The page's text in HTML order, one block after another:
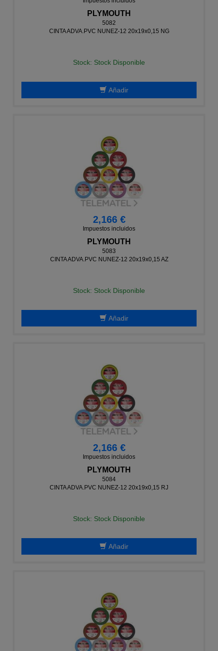
PLYMOUTH
5082
CINTA ADVA.PVC NUNEZ-12 20x19x0,15 NG
Stock: Stock Disponible
Añadir
2,166 €
Impuestos incluidos
PLYMOUTH
5083
CINTA ADVA.PVC NUNEZ-12 20x19x0,15 AZ
Stock: Stock Disponible
Añadir
2,166 €
Impuestos incluidos
PLYMOUTH
5084
CINTA ADVA.PVC NUNEZ-12 20x19x0,15 RJ
Stock: Stock Disponible
Añadir